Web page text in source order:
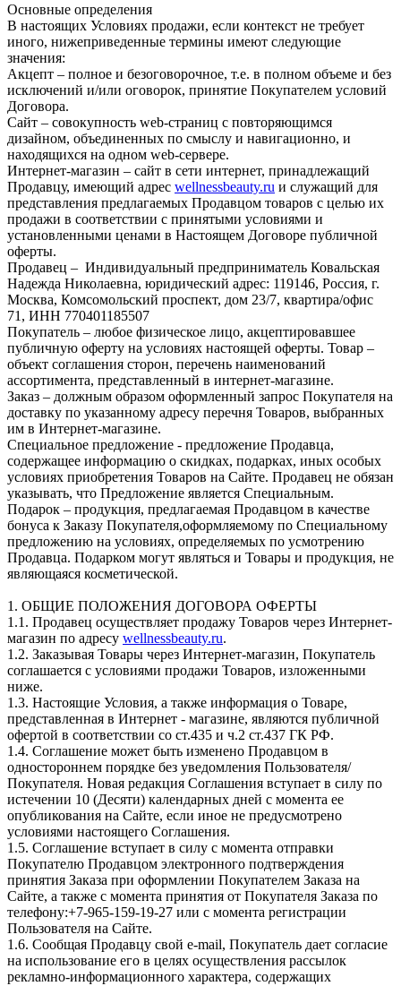
Основные определения
В настоящих Условиях продажи, если контекст не требует
иного, нижеприведенные термины имеют следующие
значения:
Акцепт – полное и безоговорочное, т.е. в полном объеме и без
исключений и/или оговорок, принятие Покупателем условий
Договора.
Сайт – совокупность web-страниц с повторяющимся
дизайном, объединенных по смыслу и навигационно, и
находящихся на одном web-сервере.
Интернет-магазин – сайт в сети интернет, принадлежащий
Продавцу, имеющий адрес wellnessbeauty.ru и служащий для
представления предлагаемых Продавцом товаров с целью их
продажи в соответствии с принятыми условиями и
установленными ценами в Настоящем Договоре публичной
оферты.
Продавец – Индивидуальный предприниматель Ковальская
Надежда Николаевна, юридический адрес: 119146, Россия, г.
Москва, Комсомольский проспект, дом 23/7, квартира/офис
71, ИНН 770401185507
Покупатель – любое физическое лицо, акцептировавшее
публичную оферту на условиях настоящей оферты. Товар –
объект соглашения сторон, перечень наименований
ассортимента, представленный в интернет-магазине.
Заказ – должным образом оформленный запрос Покупателя на
доставку по указанному адресу перечня Товаров, выбранных
им в Интернет-магазине.
Специальное предложение - предложение Продавца,
содержащее информацию о скидках, подарках, иных особых
условиях приобретения Товаров на Сайте. Продавец не обязан
указывать, что Предложение является Специальным.
Подарок – продукция, предлагаемая Продавцом в качестве
бонуса к Заказу Покупателя,оформляемому по Специальному
предложению на условиях, определяемых по усмотрению
Продавца. Подарком могут являться и Товары и продукция, не
являющаяся косметической.
1. ОБЩИЕ ПОЛОЖЕНИЯ ДОГОВОРА ОФЕРТЫ
1.1. Продавец осуществляет продажу Товаров через Интернет-
магазин по адресу wellnessbeauty.ru.
1.2. Заказывая Товары через Интернет-магазин, Покупатель
соглашается с условиями продажи Товаров, изложенными
ниже.
1.3. Настоящие Условия, а также информация о Товаре,
представленная в Интернет - магазине, являются публичной
офертой в соответствии со ст.435 и ч.2 ст.437 ГК РФ.
1.4. Соглашение может быть изменено Продавцом в
одностороннем порядке без уведомления Пользователя/
Покупателя. Новая редакция Соглашения вступает в силу по
истечении 10 (Десяти) календарных дней с момента ее
опубликования на Сайте, если иное не предусмотрено
условиями настоящего Соглашения.
1.5. Соглашение вступает в силу с момента отправки
Покупателю Продавцом электронного подтверждения
принятия Заказа при оформлении Покупателем Заказа на
Сайте, а также с момента принятия от Покупателя Заказа по
телефону:+7-965-159-19-27 или с момента регистрации
Пользователя на Сайте.
1.6. Сообщая Продавцу свой e-mail, Покупатель дает согласие
на использование его в целях осуществления рассылок
рекламно-информационного характера, содержащих